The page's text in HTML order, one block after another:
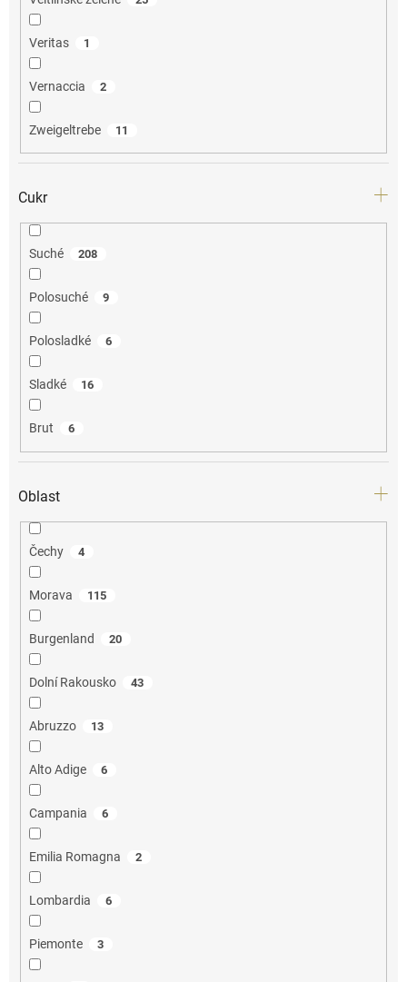
Veritas 1
Vernaccia 2
Zweigeltrebe 11
Cukr
Suché 208
Polosuché 9
Polosladké 6
Sladké 16
Brut 6
Oblast
Čechy 4
Morava 115
Burgenland 20
Dolní Rakousko 43
Abruzzo 13
Alto Adige 6
Campania 6
Emilia Romagna 2
Lombardia 6
Piemonte 3